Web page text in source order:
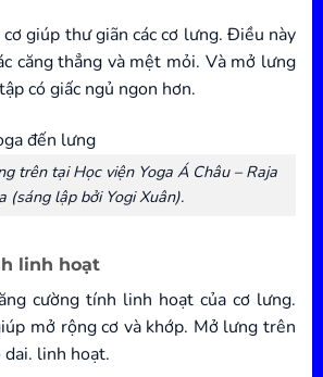
cơ giúp thư giãn các cơ lưng. Điều này
căng thẳng và mệt mỏi. Và mở lưng
có giấc ngủ ngon hơn.
trên tại Học viện Yoga Á Châu – Raja
(sáng lập bởi Yogi Xuân).
linh hoạt
cường tính linh hoạt của cơ lưng.
mở rộng cơ và khớp. Mở lưng trên
linh hoạt.